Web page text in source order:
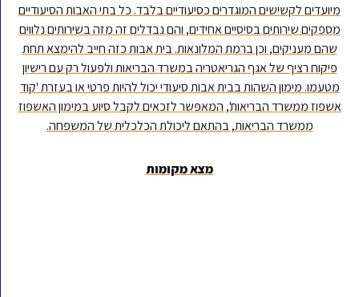
מיועדים לקשישים המוגדרים כסיעודיים בלבד. כל בתי האבות הסיעודיים
מספקים שירותים בסיסיים אחידים, והם נבדלים זה מזה בשירותים נלווים
שהם מעניקים, וכן ברמת המלונאות. בית אבות כזה חייב להימצא תחת
פיקוח רציף של אגף הגריאטריה במשרד הבריאות ולפעול רק עם רישיון
מטעמו. מימון השהות בבית אבות סיעודי יכול להיות פרטי או בעזרת 'קוד
אשפוז ממשרד הבריאות', המאפשר לזכאים לקבל סיוע במימון האשפוז
ממשרד הבריאות, בהתאם ליכולת הכלכלית של המשפחה.
מצא מקומות